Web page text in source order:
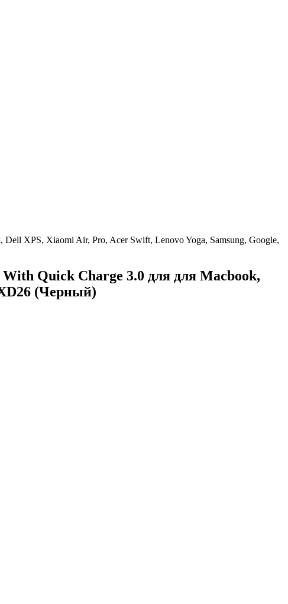
XPS, Xiaomi Air, Pro, Acer Swift, Lenovo Yoga, Samsung, Google,
Quick Charge 3.0 для для Macbook,
(Черный)